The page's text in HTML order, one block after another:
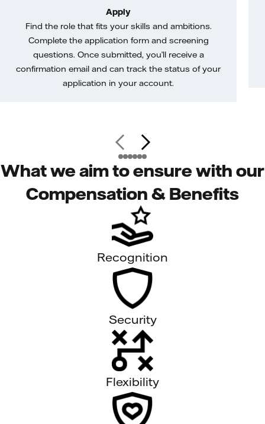
Apply
Find the role that fits your skills and ambitions.
Complete the application form and screening
questions. Once submitted, you’ll receive a
confirmation email and can track the status of your
application in your account.
What we aim to ensure with our
Compensation & Benefits
Recognition
Security
Flexibility